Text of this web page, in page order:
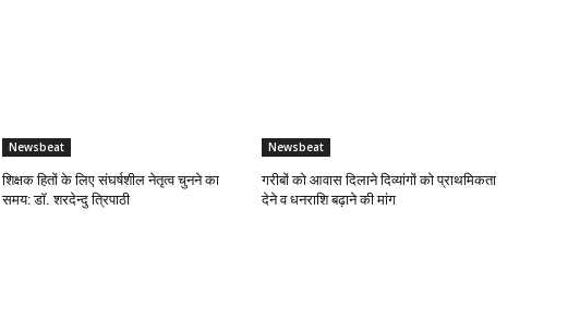
Newsbeat
शिक्षक हितों के लिए संघर्षशील नेतृत्व चुनने का
समय: डॉ. शरदेन्दु त्रिपाठी
Newsbeat
गरीबों को आवास दिलाने दिव्यांगों को प्राथमिकता
देने व धनराशि बढ़ाने की मांग